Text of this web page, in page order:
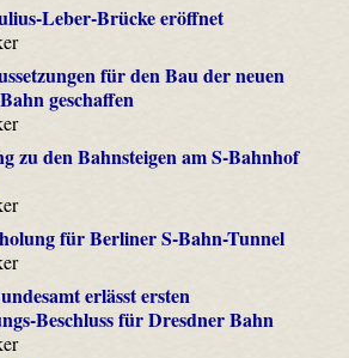
Leber-Brücke eröffnet
für den Bau der neuen
geschaffen
zu den Bahnsteigen am S-Bahnhof
für Berliner S-Bahn-Tunnel
erlässt ersten
Beschluss für Dresdner Bahn